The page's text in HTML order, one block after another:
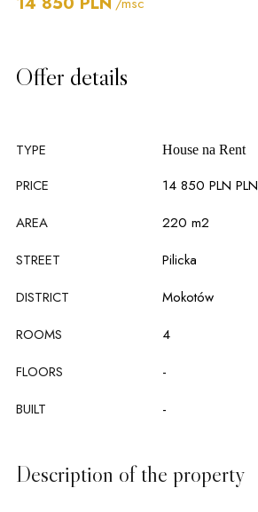
Offer details
TYPE House na Rent
PRICE 14 850 PLN PLN
AREA
220 m2
STREET
Pilicka
DISTRICT
Mokotów
ROOMS
4
FLOORS
-
BUILT
-
Description of the property